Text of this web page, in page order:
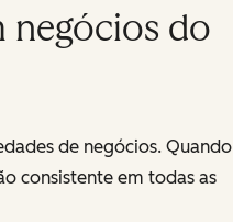
negócios do
de negócios. Quando
consistente em todas as